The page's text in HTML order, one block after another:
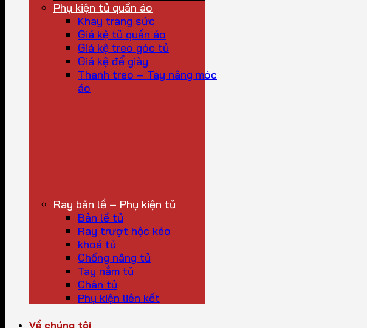
Phụ kiện tủ quần áo
Khay trang sức
Giá kệ tủ quần áo
Giá kệ treo góc tủ
Giá kệ để giày
Thanh treo – Tay nâng móc
áo
Ray bản lề – Phụ kiện tủ
Bản lề tủ
Ray trượt hộc kéo
khoá tủ
Chống nâng tủ
Tay nắm tủ
Chân tủ
Phụ kiện liên kết
Về chúng tôi